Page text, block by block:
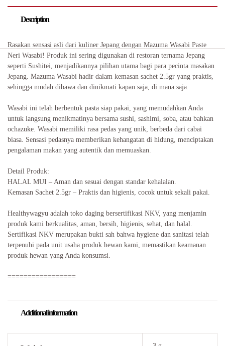
Description
Rasakan sensasi asli dari kuliner Jepang dengan Mazuma Wasabi Paste
Neri Wasabi! Produk ini sering digunakan di restoran ternama Jepang
seperti Sushitei, menjadikannya pilihan utama bagi para pecinta masakan
Jepang. Mazuma Wasabi hadir dalam kemasan sachet 2.5gr yang praktis,
sehingga mudah dibawa dan dinikmati kapan saja, di mana saja.
Wasabi ini telah berbentuk pasta siap pakai, yang memudahkan Anda
untuk langsung menikmatinya bersama sushi, sashimi, soba, atau bahkan
ochazuke. Wasabi memiliki rasa pedas yang unik, berbeda dari cabai
biasa. Sensasi pedasnya memberikan kehangatan di hidung, menciptakan
pengalaman makan yang autentik dan memuaskan.
Detail Produk:
HALAL MUI – Aman dan sesuai dengan standar kehalalan.
Kemasan Sachet 2.5gr – Praktis dan higienis, cocok untuk sekali pakai.
Healthywagyu adalah toko daging bersertifikasi NKV, yang menjamin
produk kami berkualitas, aman, bersih, higienis, sehat, dan halal.
Sertifikasi NKV merupakan bukti sah bahwa hygiene dan sanitasi telah
terpenuhi pada unit usaha produk hewan kami, memastikan keamanan
produk hewan yang Anda konsumsi.
=================
Additional information